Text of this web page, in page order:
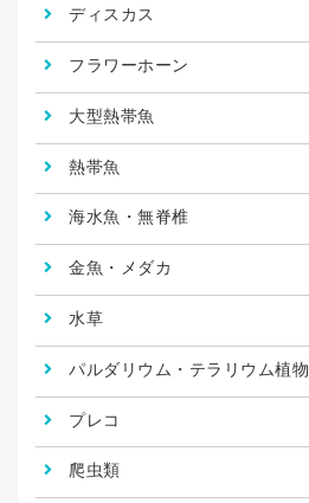
ディスカス
フラワーホーン
大型熱帯魚
熱帯魚
海水魚・無脊椎
金魚・メダカ
水草
パルダリウム・テラリウム植物
プレコ
爬虫類